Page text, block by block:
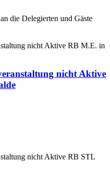
die Delegierten und Gäste
nicht Aktive